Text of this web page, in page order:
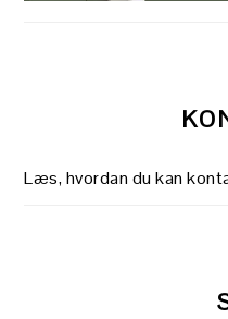
Læs, hvordan du kan